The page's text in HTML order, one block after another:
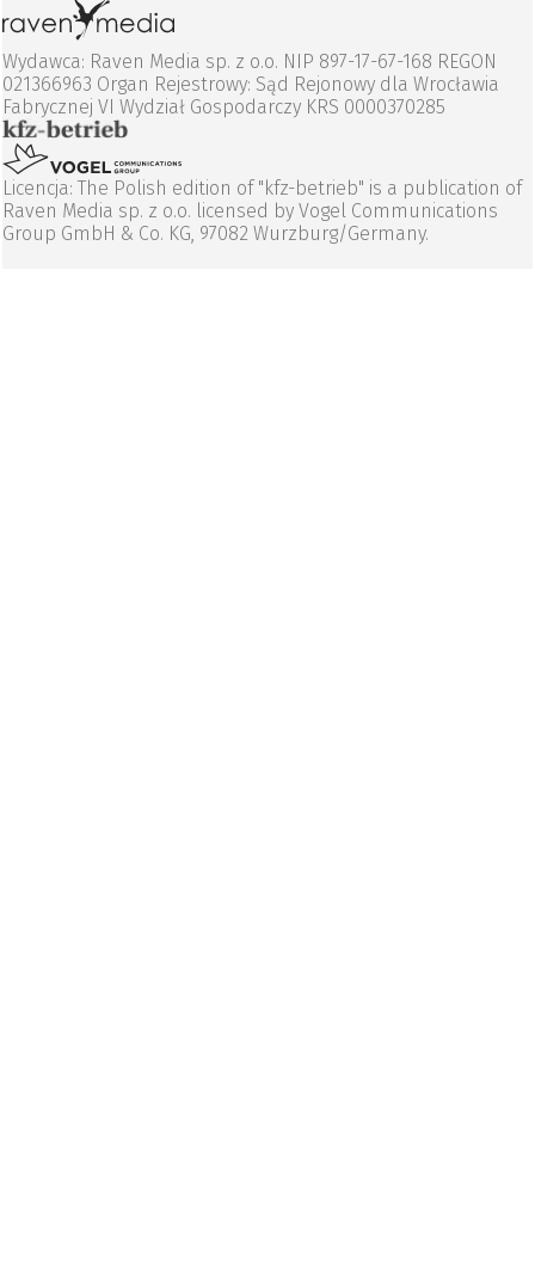
Wydawca: Raven Media sp. z o.o. NIP 897-17-67-168 REGON
021366963 Organ Rejestrowy: Sąd Rejonowy dla Wrocławia
Fabrycznej VI Wydział Gospodarczy KRS 0000370285
Licencja: The Polish edition of "kfz-betrieb" is a publication of
Raven Media sp. z o.o. licensed by Vogel Communications
Group GmbH & Co. KG, 97082 Wurzburg/Germany.